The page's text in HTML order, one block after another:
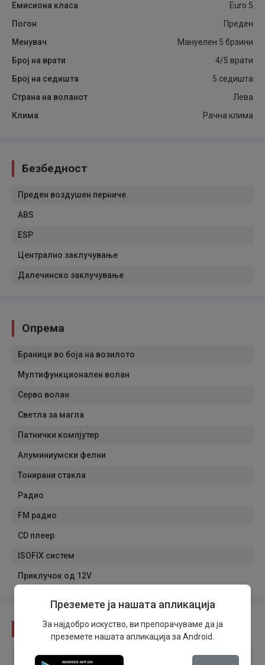
Емисиона класа
Euro 5
Погон
Преден
Менувач
Мануелен 5 брзини
Број на врати
4/5 врати
Број на седишта
5 седишта
Страна на воланот
Лева
Клима
Рачна клима
Безбедност
Преден воздушен перниче.
ABS
ESP
Централно заклучување
Далечинско заклучување
Опрема
Браници во боја на возилото
Мултифункционален волан
Серво волан
Светла за магла
Патнички компјутер
Алуминиумски фелни
Тонирани стакла
Радио
FM радио
CD плеер
ISOFIX систем
Приклучок од 12V
Состојба
Состојба на возилото:Користено
Преземете ја нашата апликација
За најдобро искуство, ви препорачуваме да ја
преземете нашата апликација за Android.